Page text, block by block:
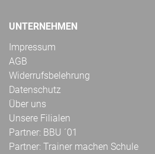
UNTERNEHMEN
Impressum
AGB
Widerrufsbelehrung
Datenschutz
Über uns
Unsere Filialen
Partner: BBU ´01
Partner: Trainer machen Schule